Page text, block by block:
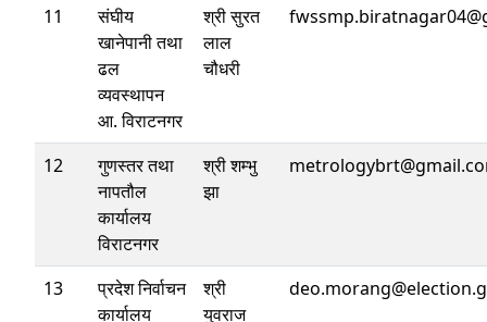
11
संघीय
खानेपानी तथा
ढल
व्यवस्थापन
आ. विराटनगर
श्री सुरत
लाल
चौधरी
12
गुणस्तर तथा
नापतौल
कार्यालय
विराटनगर
श्री शम्भु
झा
13
प्रदेश निर्वाचन
कार्यालय
श्री
युवराज